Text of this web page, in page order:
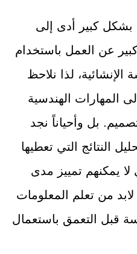
بشكل كبير أدى إلى
عن العمل باستخدام
الإنشائية، لذا نلاحظ
المهارات الهندسية
بل وأحياناً نجد
النتائج التي تعطيها
لا يمكنهم تمييز مدى
من تعلم المعلومات
قبل التعمق باستعمال